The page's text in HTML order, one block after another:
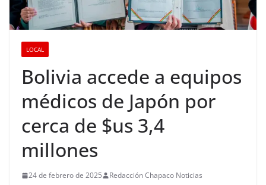
LOCAL
Bolivia accede a equipos
médicos de Japón por
cerca de $us 3,4
millones
24 de febrero de 2025 Redacción Chapaco Noticias